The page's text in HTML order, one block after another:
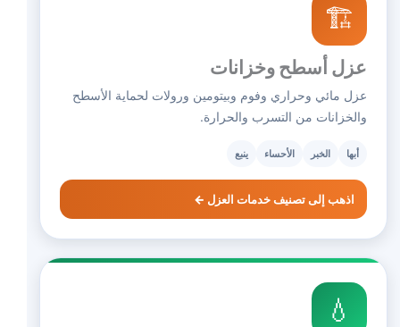
🏗️
عزل أسطح وخزانات
عزل مائي وحراري وفوم وبيتومين ورولات لحماية الأسطح
والخزانات من التسرب والحرارة.
أبها الخبر الأحساء ينبع
اذهب إلى تصنيف خدمات العزل ←
💧